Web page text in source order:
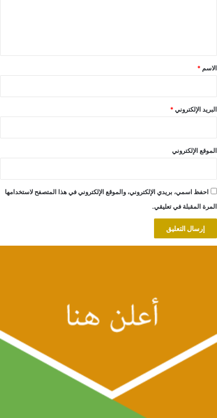
*
الاسم *
البريد الإلكتروني*
الموقع الإلكتروني
احفظ اسمي، بريدي الإلكتروني، والموقع الإلكتروني في هذا المتصفح لاستخدامها
المرة المقبلة في تعليقي.